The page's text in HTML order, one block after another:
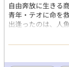
自由奔放に生きる
青年・テオに命を
出逢ったのは、人
食い人魚、人魚
せられた者達の思
士）の冒険が、
愛！